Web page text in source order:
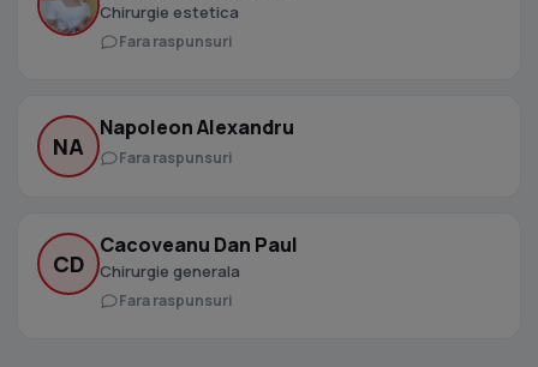
Chirurgie estetica
Fara raspunsuri
NA
Napoleon Alexandru
Fara raspunsuri
CD
Cacoveanu Dan Paul
Chirurgie generala
Fara raspunsuri